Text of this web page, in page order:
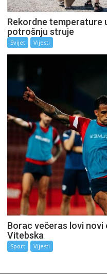
Rekordne temperature
potrošnju struje
Svijet Vijesti
Borac večeras lovi
Vitebska
Sport Vijesti